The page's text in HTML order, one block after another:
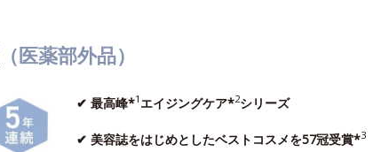
（医薬部外品）
✔ 最高峰*1 エイジングケア*2シリーズ
✔ 美容誌をはじめとしたベストコスメを57冠受賞*3